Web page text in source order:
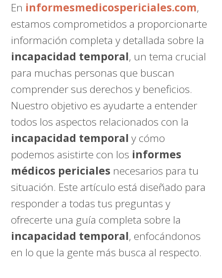
En informesmedicospericiales.com,
estamos comprometidos a proporcionarte
información completa y detallada sobre la
incapacidad temporal, un tema crucial
para muchas personas que buscan
comprender sus derechos y beneficios.
Nuestro objetivo es ayudarte a entender
todos los aspectos relacionados con la
incapacidad temporal y cómo
podemos asistirte con los informes
médicos periciales necesarios para tu
situación. Este artículo está diseñado para
responder a todas tus preguntas y
ofrecerte una guía completa sobre la
incapacidad temporal, enfocándonos
en lo que la gente más busca al respecto.